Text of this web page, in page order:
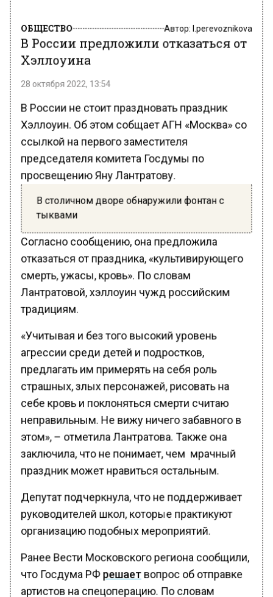
ОБЩЕСТВО Автор:l.perevoznikova
В России предложили отказаться от
Хэллоуина
28 октября 2022, 13:54
В России не стоит праздновать праздник
Хэллоуин. Об этом собщает АГН «Москва» со
ссылкой на первого заместителя
председателя комитета Госдумы по
просвещению Яну Лантратову.
В столичном дворе обнаружили фонтан с
тыквами
Согласно сообщению, она предложила
отказаться от праздника, «культивирующего
смерть, ужасы, кровь». По словам
Лантратовой, хэллоуин чужд российским
традициям.
«Учитывая и без того высокий уровень
агрессии среди детей и подростков,
предлагать им примерять на себя роль
страшных, злых персонажей, рисовать на
себе кровь и поклоняться смерти считаю
неправильным. Не вижу ничего забавного в
этом», – отметила Лантратова. Также она
заключила, что не понимает, чем мрачный
праздник может нравиться остальным.
Депутат подчеркнула, что не поддерживает
руководителей школ, которые практикуют
организацию подобных мероприятий.
Ранее Вести Московского региона сообщили,
что Госдума РФрешаетвопрос об отправке
артистов на спецоперацию. По словам